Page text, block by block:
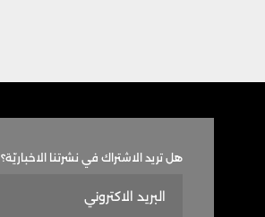
هل تريد الاشتراك في نشرتنا الاخباريّة؟